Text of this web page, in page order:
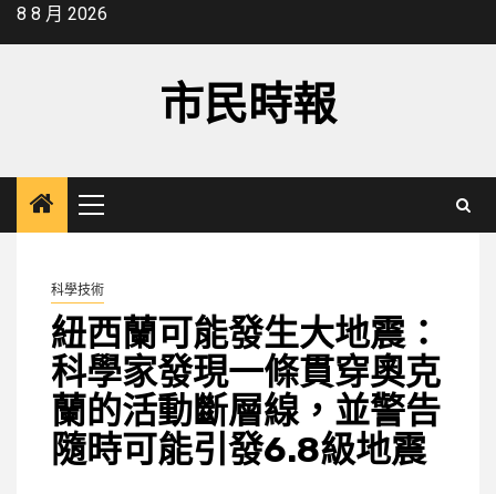
Skip8 8 月 2026
市民時報
Primary
Menu
科學技術
紐西蘭可能發生大地震：
科學家發現一條貫穿奧克
蘭的活動斷層線，並警告
隨時可能引發6.8級地震